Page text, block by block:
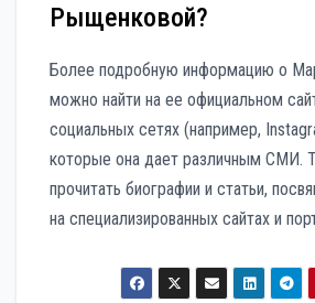
Рыщенковой?
Более подробную информацию о
можно найти на ее официальном
социальных сетях (например,
которые она дает различным СМИ.
прочитать биографии и статьи,
на специализированных сайтах и